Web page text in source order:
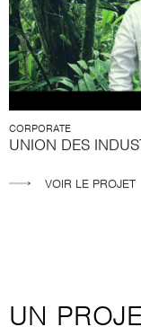
CORPORATE
UNION DES
VOIR LE PROJET
UN